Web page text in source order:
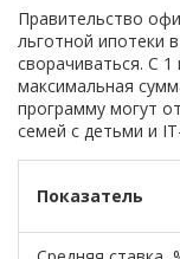
Правительство
льготной ипотеки
сворачиваться. С 1
максимальная
программу могут
семей с детьми и
Показатель